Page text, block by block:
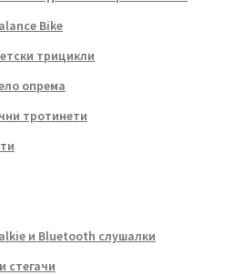
Bike
трицикли
опрема
тротинети
и Bluetooth слушалки
стегачи